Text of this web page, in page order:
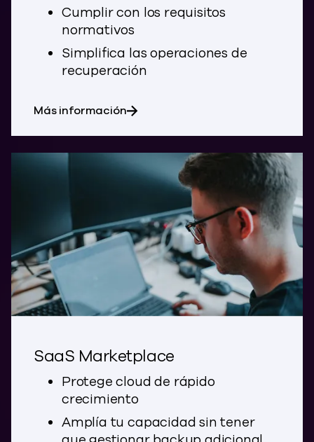
Cumplir con los requisitos
normativos
Simplifica las operaciones de
recuperación
Más informaciónsobre el sector sanitario y las
SaaS Marketplace
Protege cloud de rápido
crecimiento
Amplía tu capacidad sin tener